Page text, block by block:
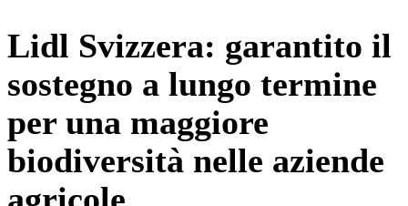
Lidl Svizzera: garantito il
sostegno a lungo termine
per una maggiore
biodiversità nelle aziende
agricole